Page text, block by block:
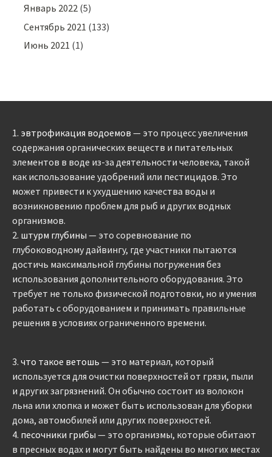
Январь 2022 (5)
Сентябрь 2021 (133)
Июнь 2021 (1)
1. эвтрофикация водоемов — это процесс увеличения
содержания органических веществ и питательных
элементов в воде из-за деятельности человека, такой
как использование удобрений или пестицидов. Это
может привести к ухудшению качества воды и
возникновению проблем для рыб и других водных
организмов.
2. штурм глубины — это соревнование по
глубоководному дайвингу, где участники пытаются
достичь максимальной глубины погружения без
использования дополнительного оборудования. Это
требует не только физической подготовки, но и умения
работать с оборудованием и принимать правильные
решения в условиях ограниченного времени.
3. что такое ветошь — это материал, который
используется для очистки поверхностей от грязи, пыли
и других загрязнений. Он обычно состоит из волокон
льна или хлопка и может быть использован для уборки
дома, автомобилей или других поверхностей.
4. песочники грибы — это организмы, которые обитают
в пресных водах и могут быть найдены во многих местах